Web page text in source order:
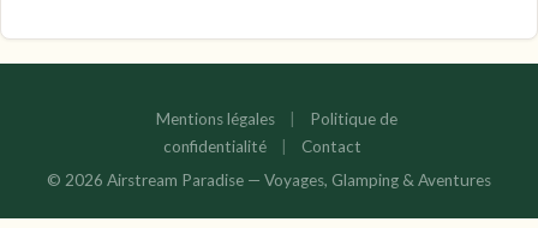
Mentions légales
Politique de
confidentialité
Contact
© 2026 Airstream Paradise — Voyages, Glamping & Aventures